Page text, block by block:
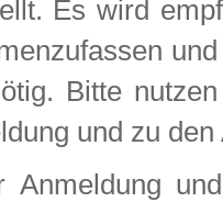
Es wird
Bitte
und zu
Anmeldung